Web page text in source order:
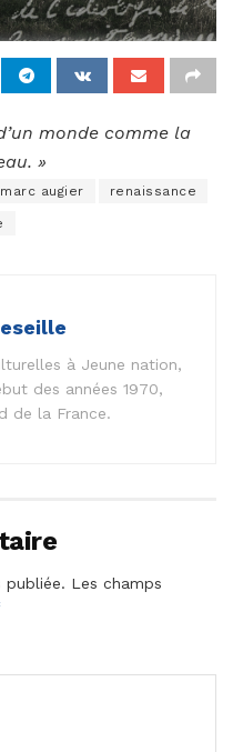
monde comme la
»
marc augier renaissance
à Jeune nation,
des années 1970,
de la France.
publiée. Les champs